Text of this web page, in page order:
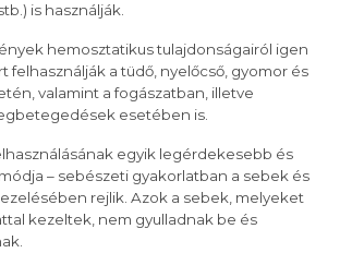
is használják.
hemosztatikus tulajdonságairól igen
felhasználják a tüdő, nyelőcső, gyomor és
valamint a fogászatban, illetve
esetében is.
egyik legérdekesebb és
– sebészeti gyakorlatban a sebek és
rejlik. Azok a sebek, melyeket
kezeltek, nem gyulladnak be és